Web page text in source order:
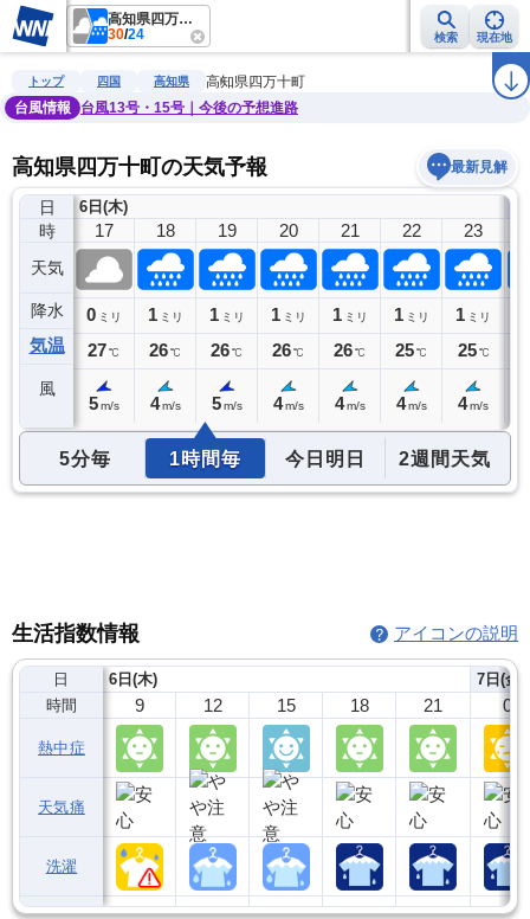
高知県四万十町
30/24 検索 現在地
雨雲レーダー 台風情報 地震情報 ラ
トップ 四国 高知県
高知県四万十町
台風情報
台風13号・15号｜今後の予想進路
高知県四万十町の天気予報 最新見解
日
時
天気
降水
気温
風
6日(木)
16
0ミリ
28℃
17
0 ミリ
27℃
5 m/s
18
1 ミリ
26℃
4 m/s
19
1 ミリ
26℃
5 m/s
20
1 ミリ
26℃
4 m/s
21
1 ミリ
26℃
4 m/s
22
1 ミリ
25℃
4 m/s
23
1 ミリ
25 ℃
4m/s
5分毎 1時間毎 今日明日 2週間天気
生活指数情報 アイコンの説明
日
時間
熱中症
天気痛
洗濯
6日(木)
9 12 15 18 21
7日(金)
0